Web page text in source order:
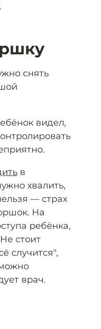
снять
видел,
в
хвалить,
— страх
На
ребёнка,
стоит
случится",
врач.